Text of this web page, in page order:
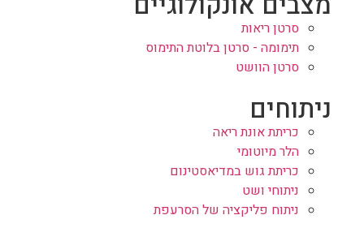
סרטן ריאות
תימומה - סרטן בלוטת התימוס
סרטן הוושט
ניתוחים
כריתת אונת ריאה‎
הלר מיוטומי
כריתת גוש במדיאסטינום
ניתוחי ושט
ניתוח פליקציה של הסרעפת